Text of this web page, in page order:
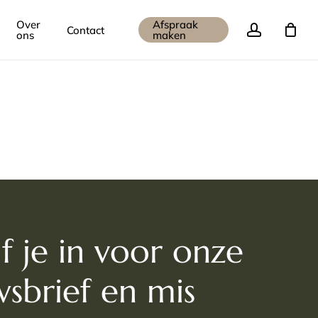
Over
ons Contact Afspraak
maken account
Close
je in voor onze
en mis